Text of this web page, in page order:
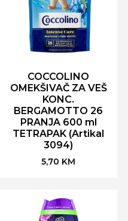
COCCOLINO
OMEKŠIVAČ ZA VEŠ
KONC.
BERGAMOTTO 26
PRANJA 600 ml
TETRAPAK (Artikal
3094)
5,70 KM